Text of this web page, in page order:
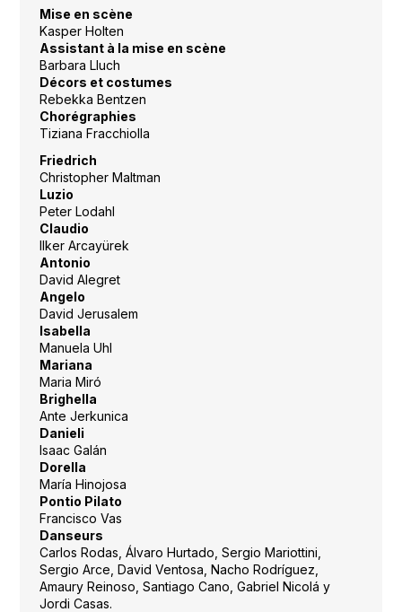
Mise en scène
Kasper Holten
Assistant à la mise en scène
Barbara Lluch
Décors et costumes
Rebekka Bentzen
Chorégraphies
Tiziana Fracchiolla
Friedrich
Christopher Maltman
Luzio
Peter Lodahl
Claudio
Ilker Arcayürek
Antonio
David Alegret
Angelo
David Jerusalem
Isabella
Manuela Uhl
Mariana
Maria Miró
Brighella
Ante Jerkunica
Danieli
Isaac Galán
Dorella
María Hinojosa
Pontio Pilato
Francisco Vas
Danseurs
Carlos Rodas, Álvaro Hurtado, Sergio Mariottini,
Sergio Arce, David Ventosa, Nacho Rodríguez,
Amaury Reinoso, Santiago Cano, Gabriel Nicolá y
Jordi Casas.